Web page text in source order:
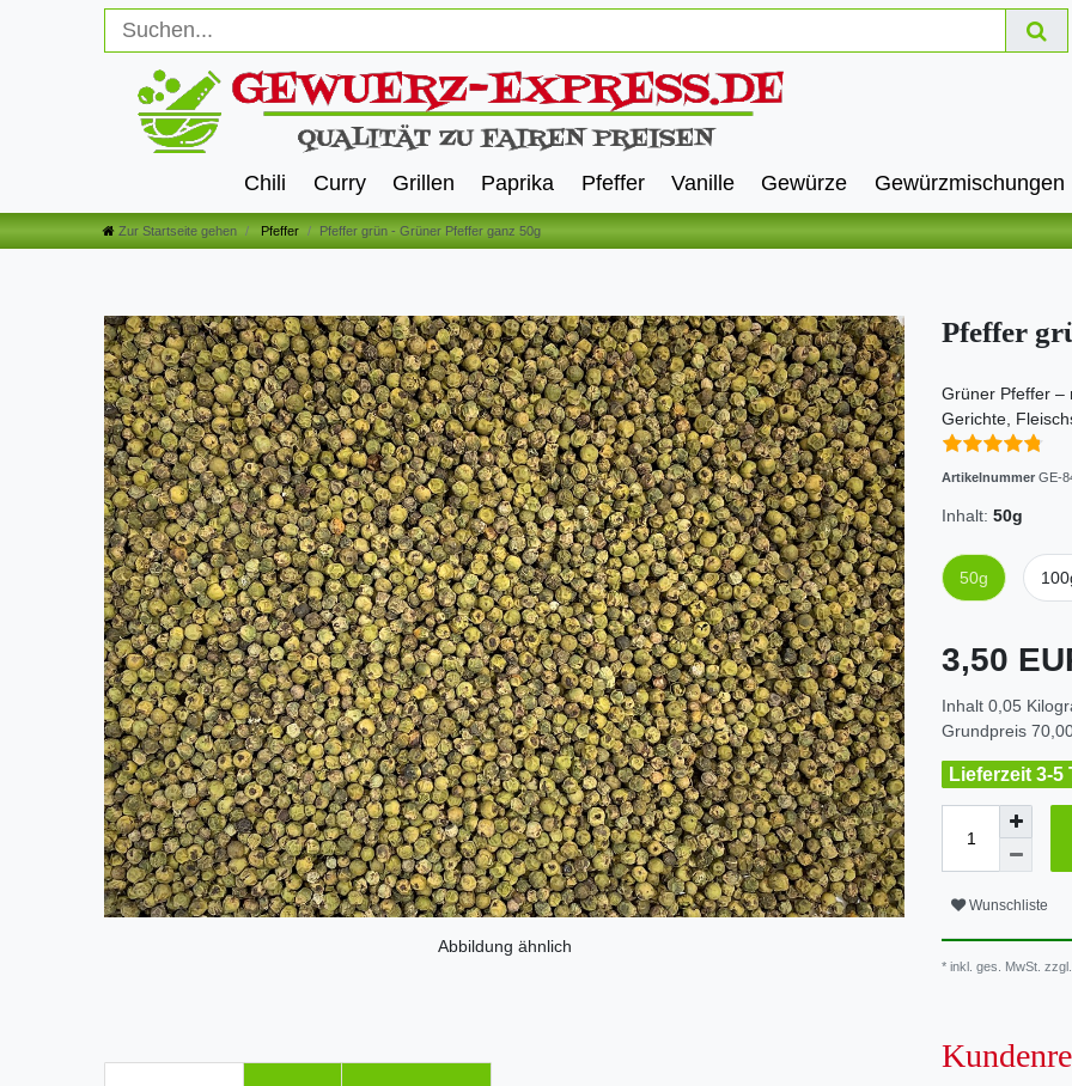
Chili Curry Grillen Paprika Pfeffer Vanille Gewürze Gewürzmischungen
Zur Startseite gehen Pfeffer Pfeffer grün - Grüner Pfeffer ganz 50g
Abbildung ähnlich
Pfeffer
Grüner Pfeffer –
Gerichte,
Artikelnummer GE-
Inhalt: 50g
50g
3,50
Inhalt 0,05
Grundpreis
Lieferzeit 3-5
Wunschliste
* inkl. ges. MwSt. zzgl.